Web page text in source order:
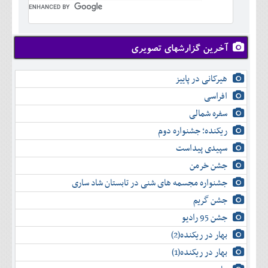
دی
بهمن
اسفند
آبان
آذر
دی
بهمن
اسفند
شهريور
مهر
آبان
آذر
دی
بهمن
اسفند
تير
مرداد
شهريور
مهر
آبان
آذر
دی
بهمن
اسفند
آخرین گزارشهای تصویری
هیرکانی در پاییز
افراسی
سفره شمالی
ریکنده؛ جشنواره دوم
سپیدی پیداست
جشن خرمن
جشنواره مجسمه های شنی در تابستان شاد ساری
جشن گریم
جشن 95 رادیو
بهار در ریکنده(2)
بهار در ریکنده(1)